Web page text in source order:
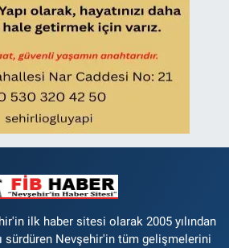
ilk haber sitesi olarak 2005 yılından
sürdüren Nevşehir'in tüm gelişmelerini